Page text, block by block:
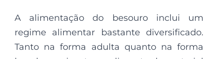
A alimentação do besouro inclui um
regime alimentar bastante diversificado.
Tanto na forma adulta quanto na forma